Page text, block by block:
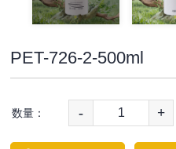
PET-726-2-500ml
数量： - +